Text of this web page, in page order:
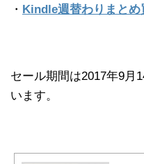
・ Kindle週替わりまとめ
セール期間は2017年9月
います。